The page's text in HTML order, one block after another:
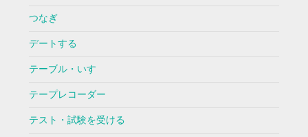
つなぎ
デートする
テーブル・いす
テープレコーダー
テスト・試験を受ける